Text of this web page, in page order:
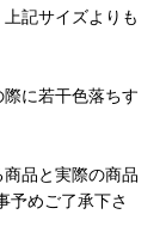
記サイズよりも
に若干色落ちす
品と実際の商品
予めご了承下さ